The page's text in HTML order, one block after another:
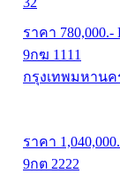
ราคา 780,000.-
9กฆ 1111
กรุงเทพมหานค
ราคา 1,040,000
9กต 2222